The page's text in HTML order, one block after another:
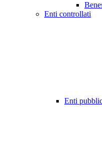
Enti controllati
Enti